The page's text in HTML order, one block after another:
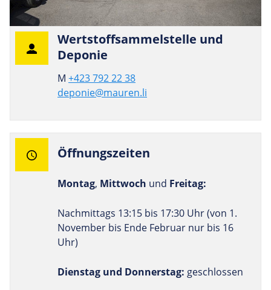
Wert­stoffsam­mels­telle und
Deponie
M +423 792 22 38
deponie@mauren.li
Öff­nungs­zeiten
Montag, Mittwoch und Freitag:
Nachmittags 13:15 bis 17:30 Uhr (von 1.
November bis Ende Februar nur bis 16
Uhr)
Dienstag und Donnerstag: geschlossen